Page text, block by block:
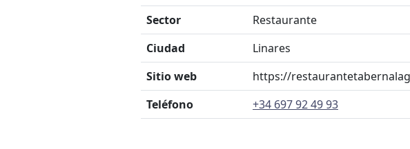
Sector
Restaurante
Ciudad
Linares
Sitio web
https://
Teléfono
+34 697 92 49 93